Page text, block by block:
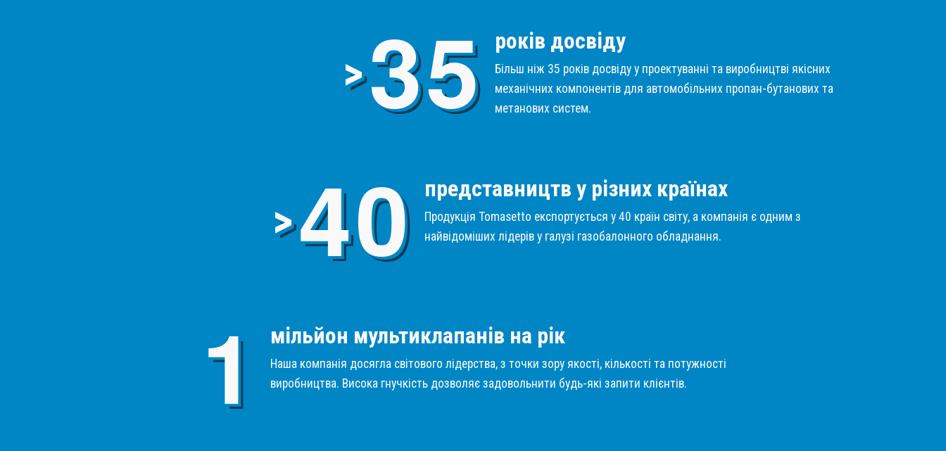
>3
5
років досвіду
Більш ніж 35 років досвіду у проектуванні та виробництві якісних
механічних компонентів для автомобільних пропан-бутанових та
метанових систем.
>4
0
представництв у різних країнах
Продукція Tomasetto експортується у 40 країн світу, а компанія є одним з
найвідоміших лідерів у галузі газобалонного обладнання.
1
мільйон мультиклапанів на рік
Наша компанія досягла світового лідерства, з точки зору якості, кількості та потужності
виробництва. Висока гнучкість дозволяє задовольнити будь-які запити клієнтів.